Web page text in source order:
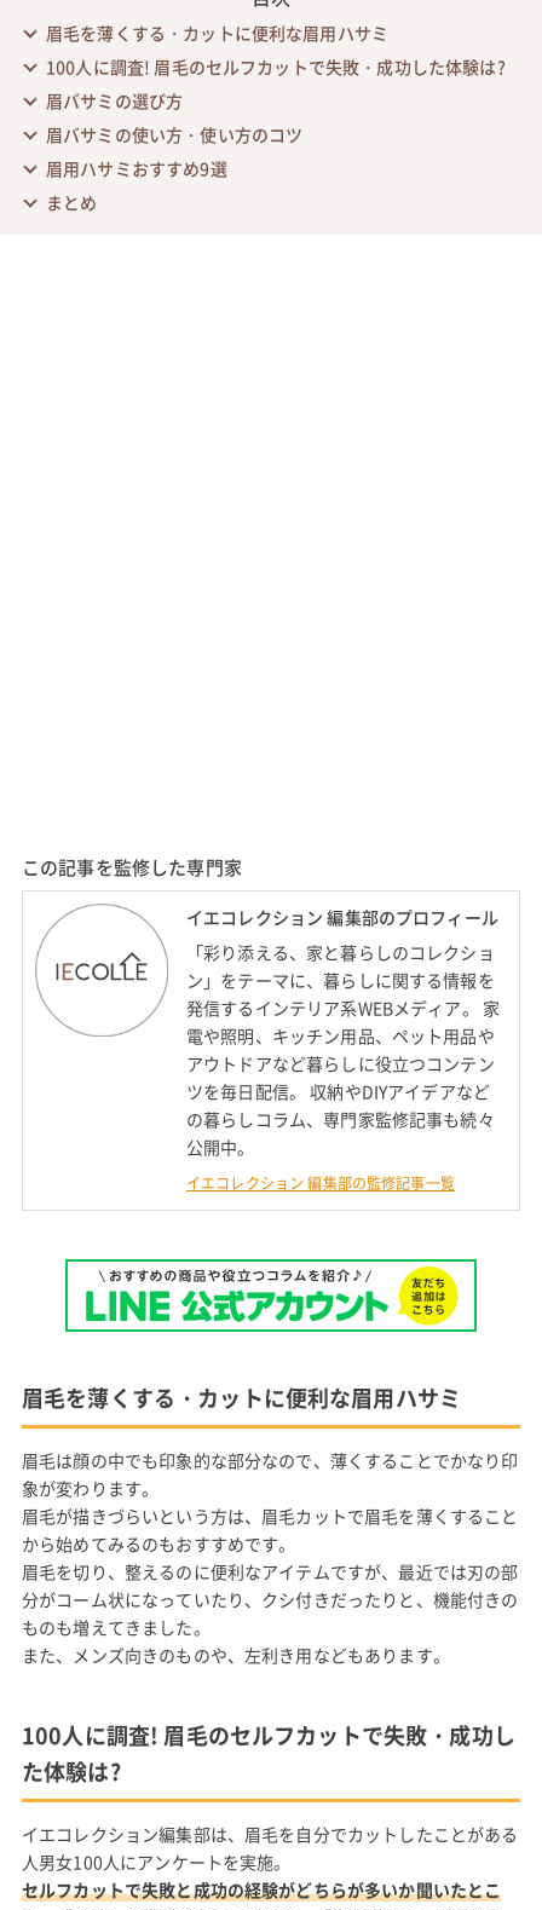
眉毛を薄くする・カットに便利な眉用ハサミ
100人に調査! 眉毛のセルフカットで失敗・成功した体験は?
眉バサミの選び方
眉バサミの使い方・使い方のコツ
眉用ハサミおすすめ9選
まとめ
この記事を監修した専門家
イエコレクション 編集部のプロフィール
「彩り添える、家と暮らしのコレクショ
ン」をテーマに、暮らしに関する情報を
発信するインテリア系WEBメディア。 家
電や照明、キッチン用品、ペット用品や
アウトドアなど暮らしに役立つコンテン
ツを毎日配信。 収納やDIYアイデアなど
の暮らしコラム、専門家監修記事も続々
公開中。
イエコレクション 編集部の監修記事一覧
眉毛を薄くする・カットに便利な眉用ハサミ
眉毛は顔の中でも印象的な部分なので、薄くすることでかなり印
象が変わります。
眉毛が描きづらいという方は、眉毛カットで眉毛を薄くすること
から始めてみるのもおすすめです。
眉毛を切り、整えるのに便利なアイテムですが、最近では刃の部
分がコーム状になっていたり、クシ付きだったりと、機能付きの
ものも増えてきました。
また、メンズ向きのものや、左利き用などもあります。
100人に調査! 眉毛のセルフカットで失敗・成功し
た体験は?
イエコレクション編集部は、眉毛を自分でカットしたことがある
人男女100人にアンケートを実施。
セルフカットで失敗と成功の経験がどちらが多いか聞いたとこ